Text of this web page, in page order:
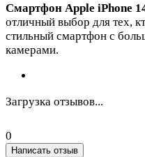
Смартфон Apple iPhone
отличный выбор для тех,
стильный смартфон с
камерами.
Загрузка отзывов...
0
Написать отзыв